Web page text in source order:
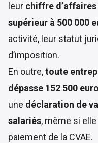
leur chiffre
supérieur à 500 000
activité, leur statut
d’imposition.
En outre,toute
dépasse 152 500
une déclaration de
salariés, même si
paiement de la CVAE.